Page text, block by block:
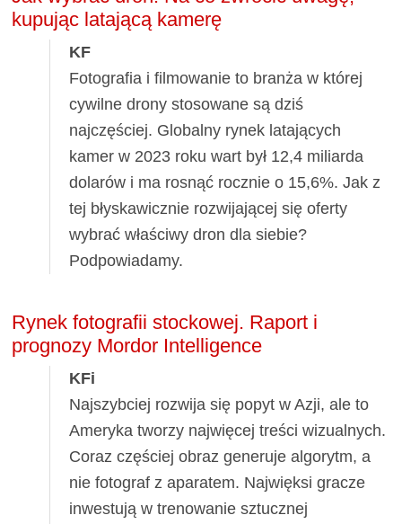
kupując latającą kamerę
KF
Fotografia i filmowanie to branża w której
cywilne drony stosowane są dziś
najczęściej. Globalny rynek latających
kamer w 2023 roku wart był 12,4 miliarda
dolarów i ma rosnąć rocznie o 15,6%. Jak z
tej błyskawicznie rozwijającej się oferty
wybrać właściwy dron dla siebie?
Podpowiadamy.
Rynek fotografii stockowej. Raport i
prognozy Mordor Intelligence
KFi
Najszybciej rozwija się popyt w Azji, ale to
Ameryka tworzy najwięcej treści wizualnych.
Coraz częściej obraz generuje algorytm, a
nie fotograf z aparatem. Najwięksi gracze
inwestują w trenowanie sztucznej